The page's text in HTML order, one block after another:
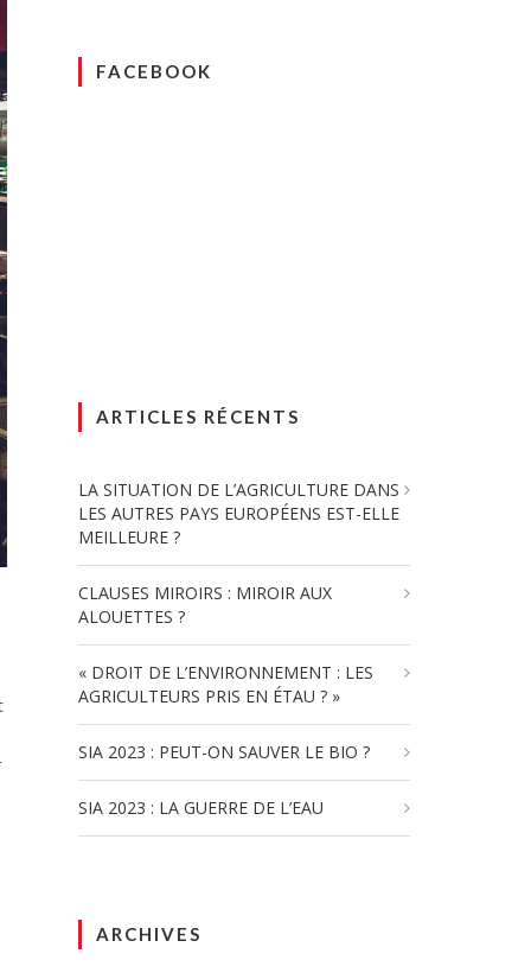
FACEBOOK
ARTICLES RÉCENTS
LA SITUATION DE L’AGRICULTURE DANS
LES AUTRES PAYS EUROPÉENS EST-ELLE
MEILLEURE ?
CLAUSES MIROIRS : MIROIR AUX
ALOUETTES ?
« DROIT DE L’ENVIRONNEMENT : LES
AGRICULTEURS PRIS EN ÉTAU ? »
SIA 2023 : PEUT-ON SAUVER LE BIO ?
SIA 2023 : LA GUERRE DE L’EAU
ARCHIVES